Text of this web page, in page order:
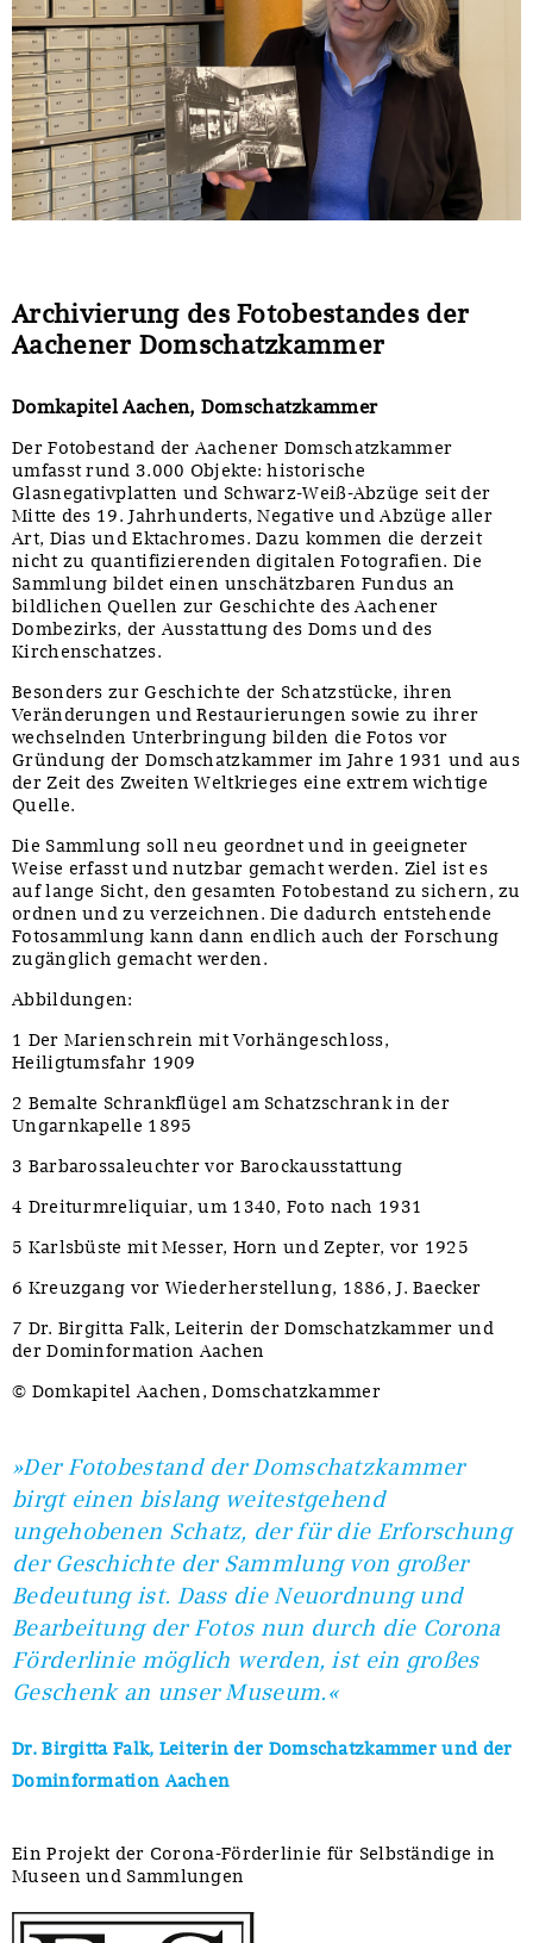
Archivierung des Fotobestandes der
Aachener Domschatzkammer
Domkapitel Aachen, Domschatzkammer
Der Fotobestand der Aachener Domschatzkammer
umfasst rund 3.000 Objekte: historische
Glasnegativplatten und Schwarz-Weiß-Abzüge seit der
Mitte des 19. Jahrhunderts, Negative und Abzüge aller
Art, Dias und Ektachromes. Dazu kommen die derzeit
nicht zu quantifizierenden digitalen Fotografien. Die
Sammlung bildet einen unschätzbaren Fundus an
bildlichen Quellen zur Geschichte des Aachener
Dombezirks, der Ausstattung des Doms und des
Kirchenschatzes.
Besonders zur Geschichte der Schatzstücke, ihren
Veränderungen und Restaurierungen sowie zu ihrer
wechselnden Unterbringung bilden die Fotos vor
Gründung der Domschatzkammer im Jahre 1931 und aus
der Zeit des Zweiten Weltkrieges eine extrem wichtige
Quelle.
Die Sammlung soll neu geordnet und in geeigneter
Weise erfasst und nutzbar gemacht werden. Ziel ist es
auf lange Sicht, den gesamten Fotobestand zu sichern, zu
ordnen und zu verzeichnen. Die dadurch entstehende
Fotosammlung kann dann endlich auch der Forschung
zugänglich gemacht werden.
Abbildungen:
1 Der Marienschrein mit Vorhängeschloss,
Heiligtumsfahr 1909
2 Bemalte Schrankflügel am Schatzschrank in der
Ungarnkapelle 1895
3 Barbarossaleuchter vor Barockausstattung
4 Dreiturmreliquiar, um 1340, Foto nach 1931
5 Karlsbüste mit Messer, Horn und Zepter, vor 1925
6 Kreuzgang vor Wiederherstellung, 1886, J. Baecker
7 Dr. Birgitta Falk, Leiterin der Domschatzkammer und
der Dominformation Aachen
© Domkapitel Aachen, Domschatzkammer
»Der Fotobestand der Domschatzkammer
birgt einen bislang weitestgehend
ungehobenen Schatz, der für die Erforschung
der Geschichte der Sammlung von großer
Bedeutung ist. Dass die Neuordnung und
Bearbeitung der Fotos nun durch die Corona
Förderlinie möglich werden, ist ein großes
Geschenk an unser Museum.«
Dr. Birgitta Falk, Leiterin der Domschatzkammer und der
Dominformation Aachen
Ein Projekt der Corona-Förderlinie für Selbständige in
Museen und Sammlungen